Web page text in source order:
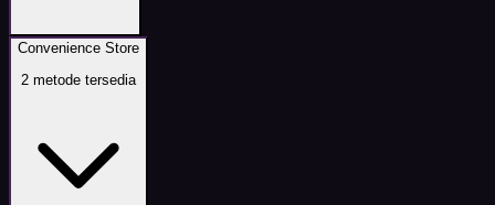
Convenience Store
2 metode tersedia